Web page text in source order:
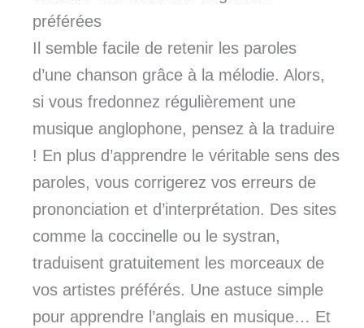
préférées
Il semble facile de retenir les paroles
d’une chanson grâce à la mélodie. Alors,
si vous fredonnez régulièrement une
musique anglophone, pensez à la traduire
! En plus d’apprendre le véritable sens des
paroles, vous corrigerez vos erreurs de
prononciation et d’interprétation. Des sites
comme la coccinelle ou le systran,
traduisent gratuitement les morceaux de
vos artistes préférés. Une astuce simple
pour apprendre l’anglais en musique… Et